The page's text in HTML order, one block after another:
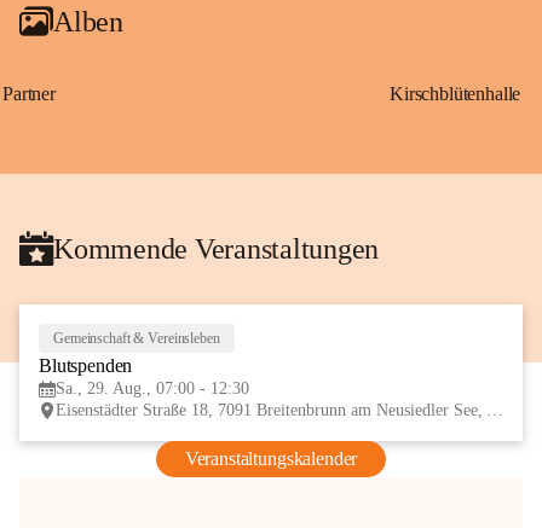
Alben
Partner Kirschblütenhalle
Kommende Veranstaltungen
Gemeinschaft & Vereinsleben
Blutspenden
Sa., 29. Aug., 07:00 - 12:30
Eisenstädter Straße 18, 7091 Breitenbrunn am Neusiedler See, AUT
Veranstaltungskalender